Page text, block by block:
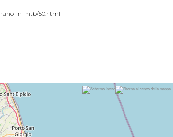
in-mtb/50.html